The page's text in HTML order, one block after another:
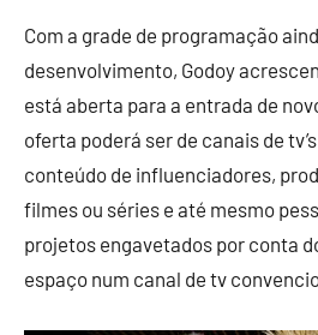
Com a grade de programação
desenvolvimento, Godoy
está aberta para a entrada de
oferta poderá ser de canais de
conteúdo de influenciadores,
filmes ou séries e até mesmo
projetos engavetados por conta
espaço num canal de tv